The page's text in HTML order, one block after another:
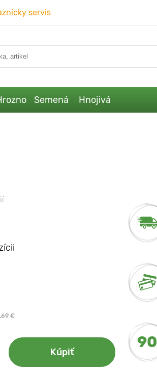
servis
Semená Hnojivá
€
Kúpiť
90